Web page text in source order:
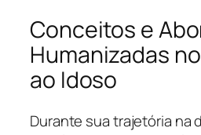
Conceitos e
Humanizadas
ao Idoso
Durante sua trajetória na